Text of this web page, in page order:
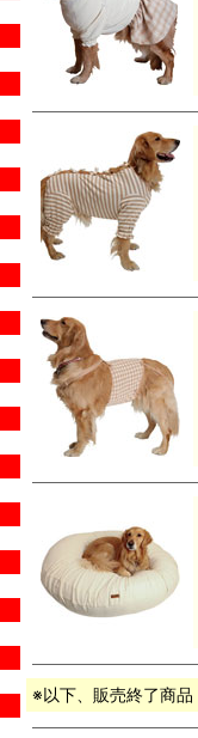
※以下、販売終了商品